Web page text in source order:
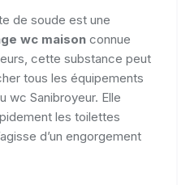
de soude est une
wc maison connue
cette substance peut
tous les équipements
wc Sanibroyeur. Elle
les toilettes
d’un engorgement